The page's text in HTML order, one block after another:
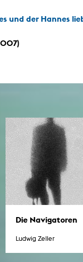
und der Hannes
Die Navigatoren
Ludwig Zeller